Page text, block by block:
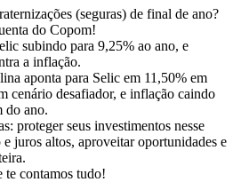
(seguras) de final de ano?
do Copom!
subindo para 9,25% ao ano, e
a inflação.
aponta para Selic em 11,50% em
cenário desafiador, e inflação caindo
do ano.
proteger seus investimentos nesse
juros altos, aproveitar oportunidades e
te contamos tudo!